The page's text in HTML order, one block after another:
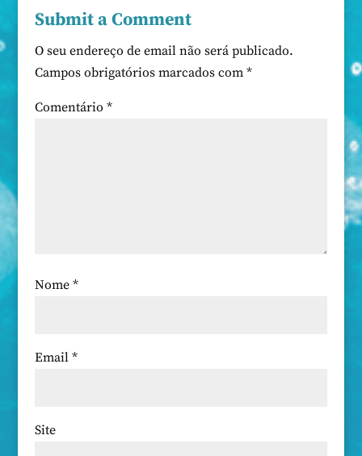
Submit a Comment
O seu endereço de email não será publicado.
Campos obrigatórios marcados com *
Comentário *
Nome *
Email *
Site